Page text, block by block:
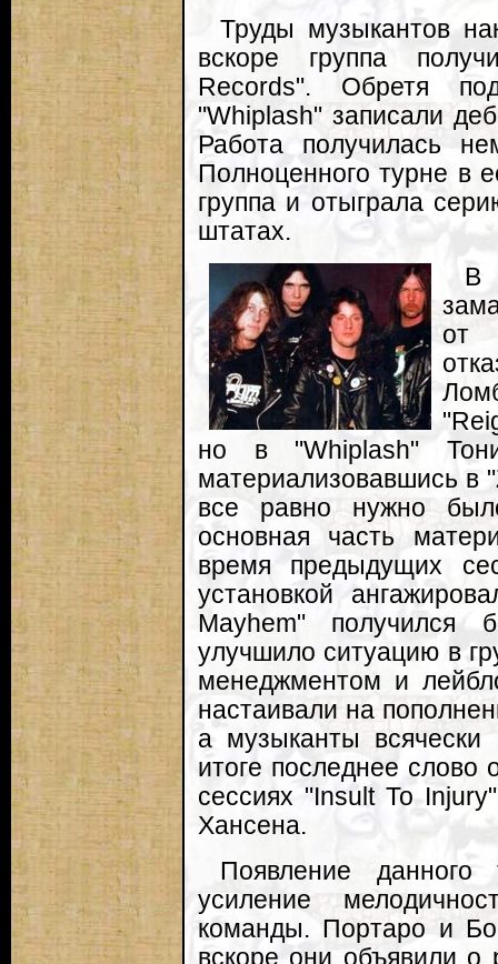
Труды музыкантов
вскоре группа
Records". Обретя
"Whiplash" записали
Работа получилась
Полноценного турне в
группа и отыграла
штатах.
В
от
но в "Whiplash"
материализовавшись
все равно нужно
основная часть
время предыдущих
установкой
Mayhem"
улучшило ситуацию в
менеджментом и
настаивали на
а музыканты всячески
итоге последнее
сессиях "Insult To
Хансена.
Появление
усиление
команды. Портаро и
вскоре они объявили о